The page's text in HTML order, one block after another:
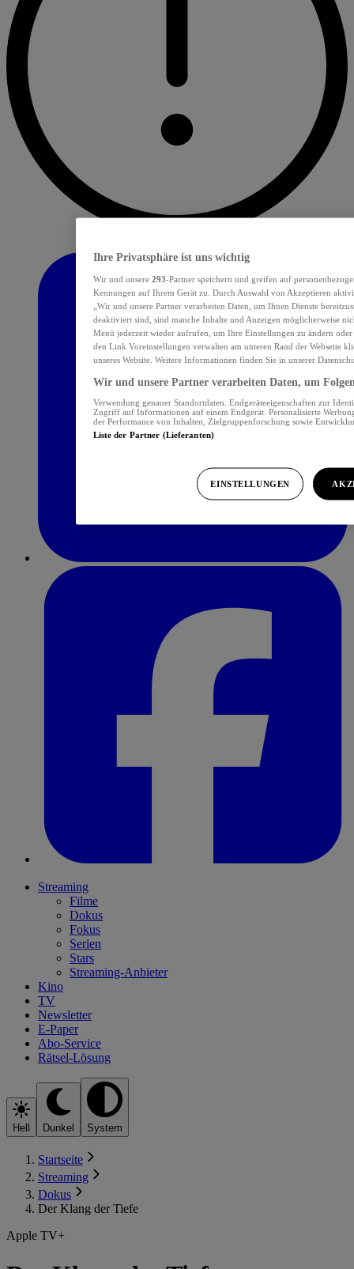
Streaming
Filme
Dokus
Fokus
Serien
Stars
Streaming-Anbieter
Kino
TV
Newsletter
E-Paper
Abo-Service
Rätsel-Lösung
Hell Dunkel System
Startseite
Streaming
Dokus
Der Klang der Tiefe
Apple TV+
Ihre Privatsphäre ist uns wichtig
Wir und unsere 293-Partner speichern und greifen auf
Kennungen auf Ihrem Gerät zu. Durch Auswahl von Akzeptieren
„Wir und unsere Partner verarbeiten Daten, um Ihnen Dienste
deaktiviert sind, sind manche Inhalte und Anzeigen möglicherweise
Menü jederzeit wieder aufrufen, um Ihre Einstellungen zu ändern
den Link Voreinstellungen verwalten am unteren Rand der Webseite
unseres Website. Weitere Informationen finden Sie in unserer
Wir und unsere Partner verarbeiten Daten, um
Verwendung genauer Standortdaten. Endgeräteeigenschaften zur
Zugriff auf Informationen auf einem Endgerät. Personalisierte
der Performance von Inhalten, Zielgruppenforschung sowie
Liste der Partner (Lieferanten)
EINSTELLUNGEN